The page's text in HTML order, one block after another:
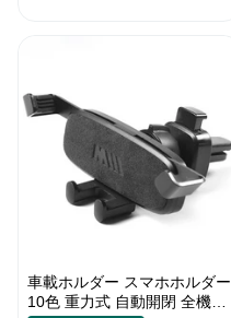
車載ホルダー スマホホルダー
10色 重力式 自動開閉 全機